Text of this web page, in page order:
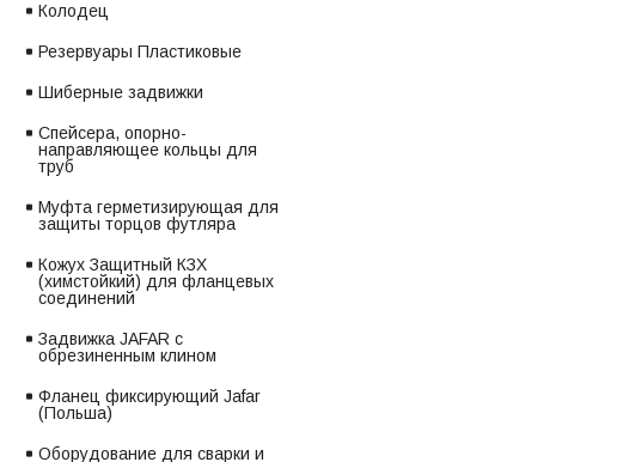
Колодец
Резервуары Пластиковые
Шиберные задвижки
Спейсера, опорно-
направляющее кольцы для
труб
Муфта герметизирующая для
защиты торцов футляра
Кожух Защитный КЗХ
(химстойкий) для фланцевых
соединений
Задвижка JAFAR с
обрезиненным клином
Фланец фиксирующий Jafar
(Польша)
Оборудование для сварки и